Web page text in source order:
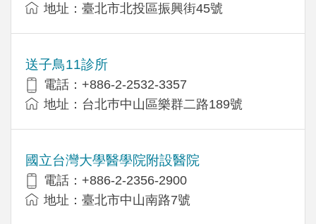
地址：臺北市北投區振興街45號
送子鳥11診所
電話：+886-2-2532-3357
地址：台北巿中山區樂群二路189號
國立台灣大學醫學院附設醫院
電話：+886-2-2356-2900
地址：臺北市中山南路7號